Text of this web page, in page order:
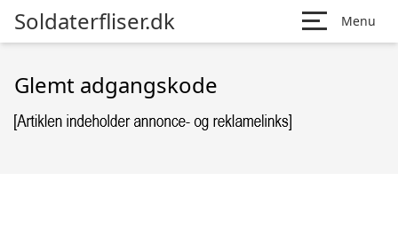
Soldaterfliser.dk Menu
Glemt adgangskode